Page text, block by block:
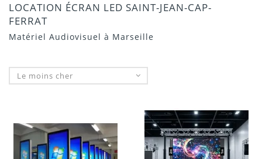
LOCATION ÉCRAN LED SAINT-JEAN-CAP-
FERRAT
Matériel Audiovisuel à Marseille
Le moins cher